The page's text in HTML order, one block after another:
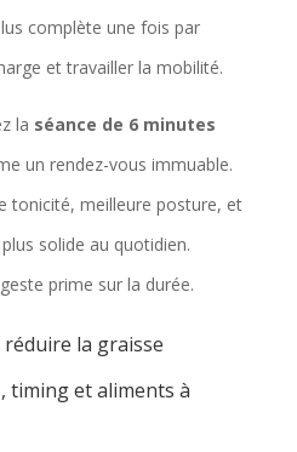
complète une fois par
et travailler la mobilité.
la séance de 6 minutes
un rendez-vous immuable.
tonicité, meilleure posture, et
solide au quotidien.
prime sur la durée.
la graisse
timing et aliments à